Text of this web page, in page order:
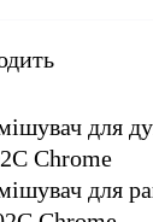
для
Chrome
для